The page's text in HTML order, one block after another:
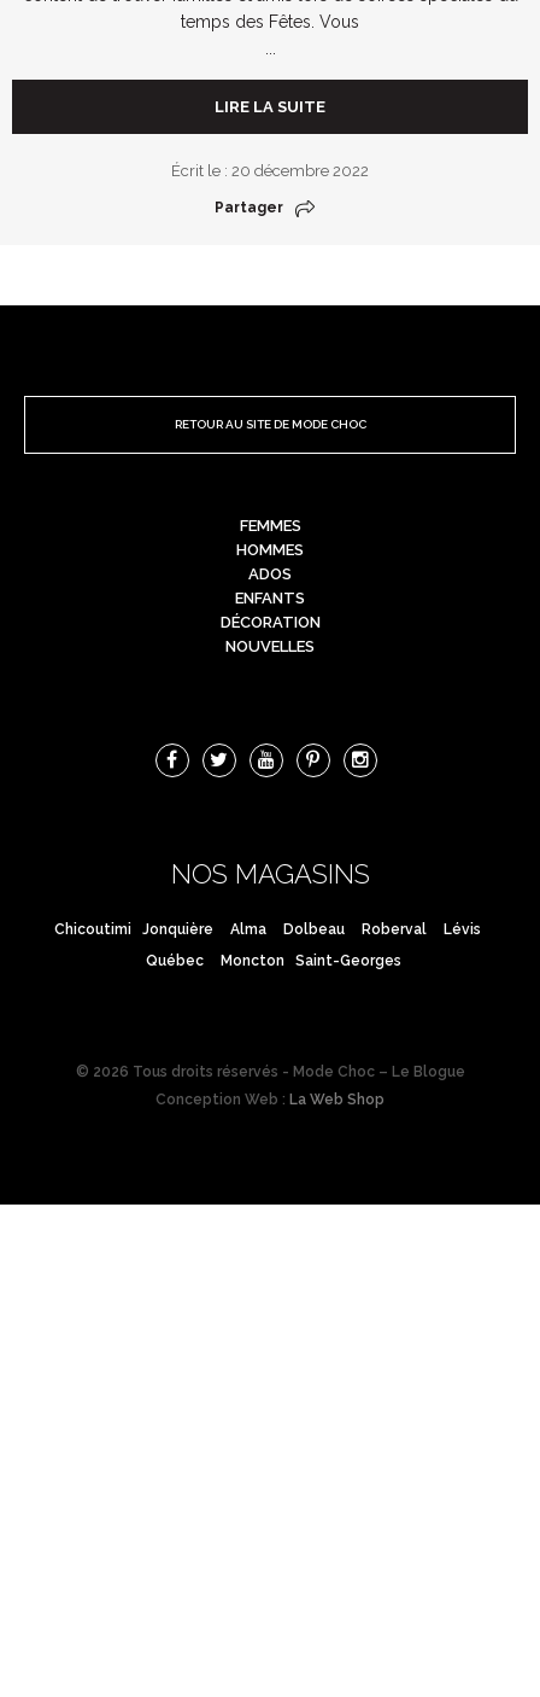
temps des Fêtes. Vous
LIRE LA SUITE
Écrit le : 20 décembre 2022
Partager
RETOUR AU SITE DE MODE CHOC
FEMMES
HOMMES
ADOS
ENFANTS
DÉCORATION
NOUVELLES
NOS MAGASINS
Chicoutimi Jonquière Alma Dolbeau Roberval
Lévis
Québec
Moncton Saint-Georges
© 2026 Tous droits réservés - Mode Choc – Le Blogue
Conception Web : La Web Shop